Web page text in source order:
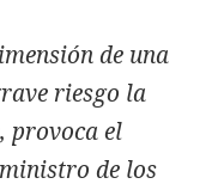
de una
riesgo la
provoca el
de los